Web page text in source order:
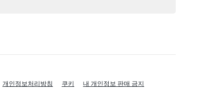
개인정보처리방침 쿠키 내 개인정보 판매 금지